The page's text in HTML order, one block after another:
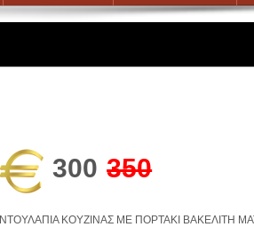
300 350
ΝΤΟΥΛΑΠΙΑ ΚΟΥΖΙΝΑΣ ΜΕ ΠΟΡΤΑΚΙ ΒΑΚΕΛΙΤΗ